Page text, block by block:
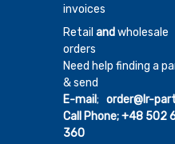
invoices
Retail andwholesale
orders
Need help finding a
& send
E-mail; order@lr-
Call Phone;+48 502
360